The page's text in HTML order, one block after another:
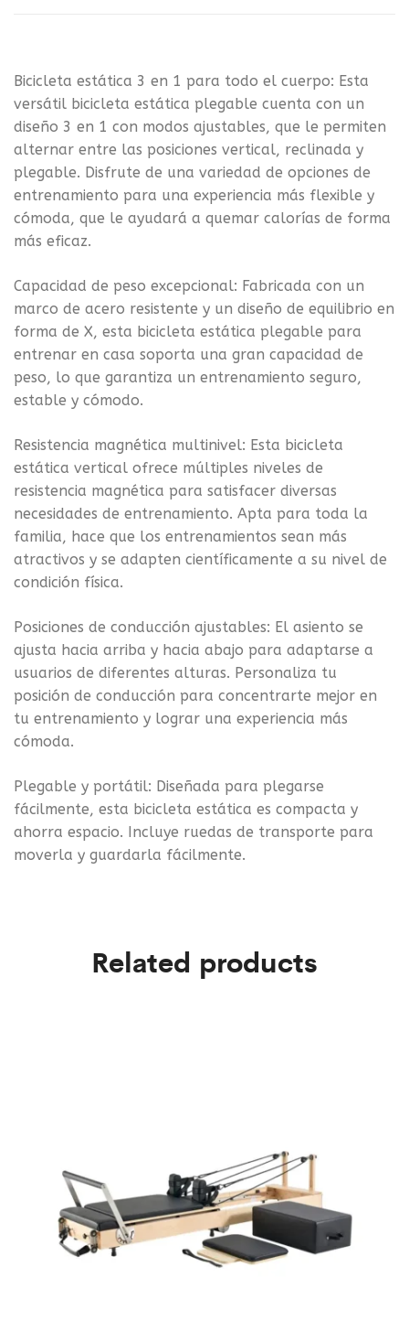
Bicicleta estática 3 en 1 para todo el cuerpo: Esta
versátil bicicleta estática plegable cuenta con un
diseño 3 en 1 con modos ajustables, que le permiten
alternar entre las posiciones vertical, reclinada y
plegable. Disfrute de una variedad de opciones de
entrenamiento para una experiencia más flexible y
cómoda, que le ayudará a quemar calorías de forma
más eficaz.
Capacidad de peso excepcional: Fabricada con un
marco de acero resistente y un diseño de equilibrio en
forma de X, esta bicicleta estática plegable para
entrenar en casa soporta una gran capacidad de
peso, lo que garantiza un entrenamiento seguro,
estable y cómodo.
Resistencia magnética multinivel: Esta bicicleta
estática vertical ofrece múltiples niveles de
resistencia magnética para satisfacer diversas
necesidades de entrenamiento. Apta para toda la
familia, hace que los entrenamientos sean más
atractivos y se adapten científicamente a su nivel de
condición física.
Posiciones de conducción ajustables: El asiento se
ajusta hacia arriba y hacia abajo para adaptarse a
usuarios de diferentes alturas. Personaliza tu
posición de conducción para concentrarte mejor en
tu entrenamiento y lograr una experiencia más
cómoda.
Plegable y portátil: Diseñada para plegarse
fácilmente, esta bicicleta estática es compacta y
ahorra espacio. Incluye ruedas de transporte para
moverla y guardarla fácilmente.
Related products